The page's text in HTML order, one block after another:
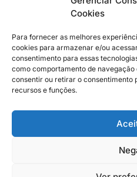
Cookies
Para fornecer as melhores
cookies para armazenar e/ou
consentimento para essas
como comportamento de navegação
consentir ou retirar o consentimento
recursos e funções.
Facebook
Instagram
TwitterYoutube
contato
Copyright © 2023 . Todos os
By Total Pro Designer.